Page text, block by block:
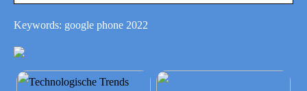
Keywords: google phone 2022